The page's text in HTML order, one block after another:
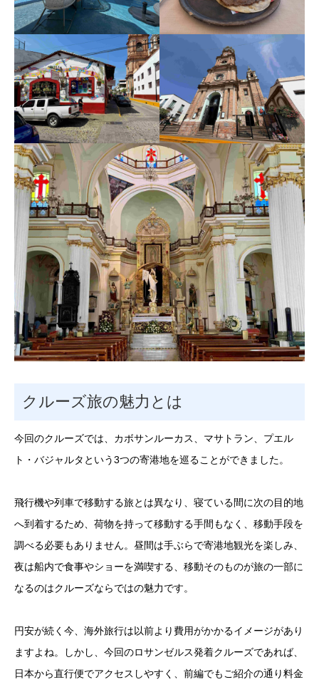
クルーズ旅の魅力とは
今回のクルーズでは、カボサンルーカス、マサトラン、プエル
ト・バジャルタという3つの寄港地を巡ることができました。
飛行機や列車で移動する旅とは異なり、寝ている間に次の目的地
へ到着するため、荷物を持って移動する手間もなく、移動手段を
調べる必要もありません。昼間は手ぶらで寄港地観光を楽しみ、
夜は船内で食事やショーを満喫する、移動そのものが旅の一部に
なるのはクルーズならではの魅力です。
円安が続く今、海外旅行は以前より費用がかかるイメージがあり
ますよね。しかし、今回のロサンゼルス発着クルーズであれば、
日本から直行便でアクセスしやすく、前編でもご紹介の通り料金